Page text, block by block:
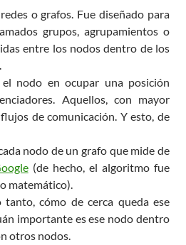
o grafos. Fue diseñado para
grupos, agrupamientos o
entre los nodos dentro de los
nodo en ocupar una posición
Aquellos, con mayor
de comunicación. Y esto, de
nodo de un grafo que mide de
(de hecho, el algoritmo fue
matemático).
cómo de cerca queda ese
importante es ese nodo dentro
otros nodos.